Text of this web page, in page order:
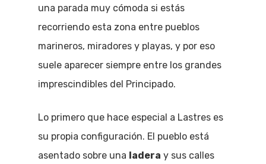
una parada muy cómoda si estás
recorriendo esta zona entre pueblos
marineros, miradores y playas, y por eso
suele aparecer siempre entre los grandes
imprescindibles del Principado.
Lo primero que hace especial a Lastres es
su propia configuración. El pueblo está
asentado sobre una ladera y sus calles